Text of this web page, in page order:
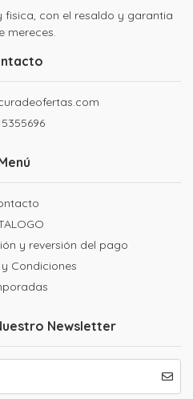
fisica, con el resaldo y garantia
mereces.
y reversión del pago
Condiciones
Newsletter